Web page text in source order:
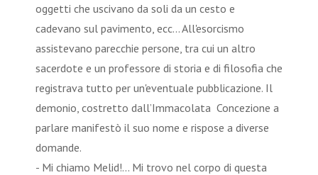
oggetti che uscivano da soli da un cesto e
cadevano sul pavimento, ecc... All'esorcismo
assistevano parecchie persone, tra cui un altro
sacerdote e un professore di storia e di filosofia che
registrava tutto per un'eventuale pubblicazione. Il
demonio, costretto dall’Immacolata Concezione a
parlare manifestò il suo nome e rispose a diverse
domande.
- Mi chiamo Melid!... Mi trovo nel corpo di questa